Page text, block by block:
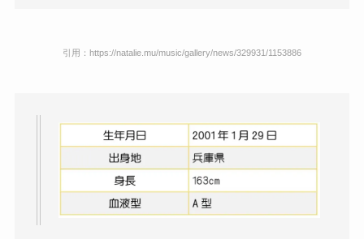
引用：https://natalie.mu/music/gallery/news/329931/1153886